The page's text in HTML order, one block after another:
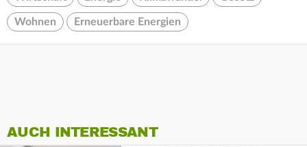
Wohnen Erneuerbare Energien
AUCH INTERESSANT